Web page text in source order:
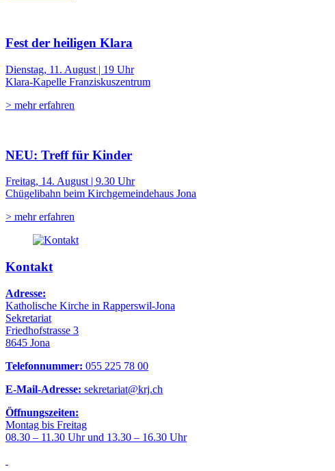
Fest der heiligen Klara
Dienstag, 11. August | 19 Uhr
Klara-Kapelle Franziskuszentrum
> mehr erfahren
NEU: Treff für Kinder
Freitag, 14. August | 9.30 Uhr
Chügelibahn beim Kirchgemeindehaus Jona
> mehr erfahren
Kontakt
Adresse:
Katholische Kirche in Rapperswil-Jona
Sekretariat
Friedhofstrasse 3
8645 Jona
Telefonnummer: 055 225 78 00
E-Mail-Adresse: sekretariat@krj.ch
Öffnungszeiten:
Montag bis Freitag
08.30 – 11.30 Uhr und 13.30 – 16.30 Uhr